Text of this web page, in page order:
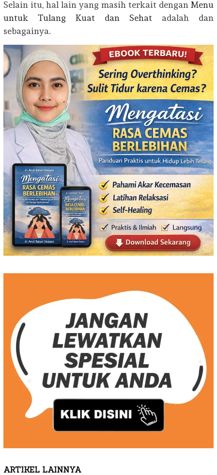
Selain itu, hal lain yang masih terkait dengan Menu
untuk Tulang Kuat dan Sehat adalah dan
sebagainya.
ARTIKEL LAINNYA